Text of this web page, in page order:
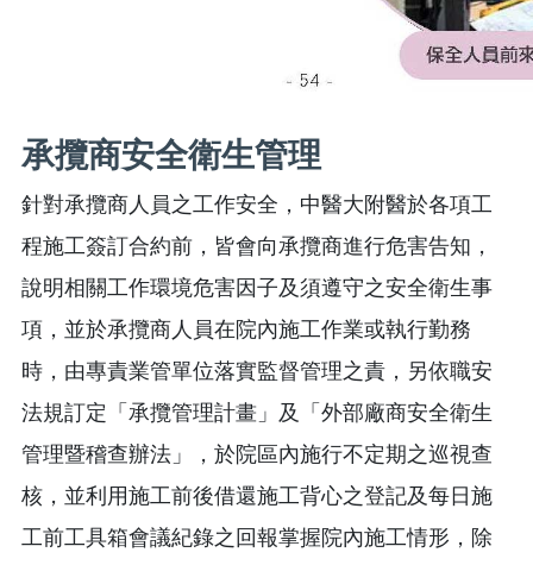
承攬商安全衛生管理
針對承攬商人員之工作安全，中醫大附醫於各項工
程施工簽訂合約前，皆會向承攬商進行危害告知，
說明相關工作環境危害因子及須遵守之安全衛生事
項，並於承攬商人員在院內施工作業或執行勤務
時，由專責業管單位落實監督管理之責，另依職安
法規訂定「承攬管理計畫」及「外部廠商安全衛生
管理暨稽查辦法」，於院區內施行不定期之巡視查
核，並利用施工前後借還施工背心之登記及每日施
工前工具箱會議紀錄之回報掌握院內施工情形，除